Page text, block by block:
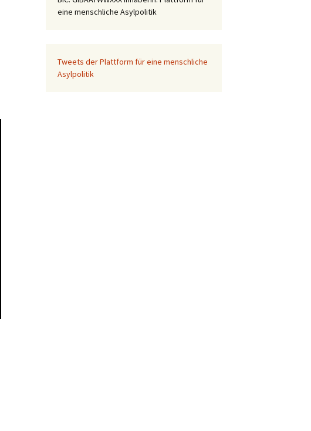
eine menschliche Asylpolitik
Tweets der Plattform für eine menschliche
Asylpolitik